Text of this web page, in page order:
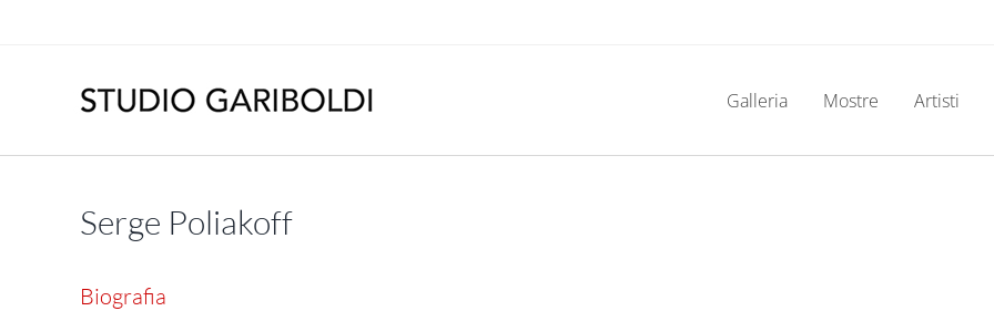
Galleria Mostre Artisti
Serge Poliakoff
Biografia